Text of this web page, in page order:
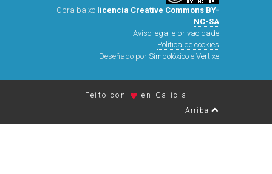
Obra baixo licencia Creative Commons BY-
NC-SA
Aviso legal e privacidade
Política de cookies
Deseñado por Simbolóxicoe Vertixe
Feito con ♥ en Galicia
Arriba